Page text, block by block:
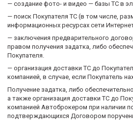
— создание фото- и видео — базы ТС в
— поиск Покупателя ТС (в том числе,
информационных ресурсах сети
— заключения предварительного
правом получения задатка, либо
Покупателя.
— организация доставки ТС до
компанией, в случае, если Покупатель
Получение задатка, либо
а также организация доставки ТС до
компанией Автоброкером при наличии
подтверждающихся Договором